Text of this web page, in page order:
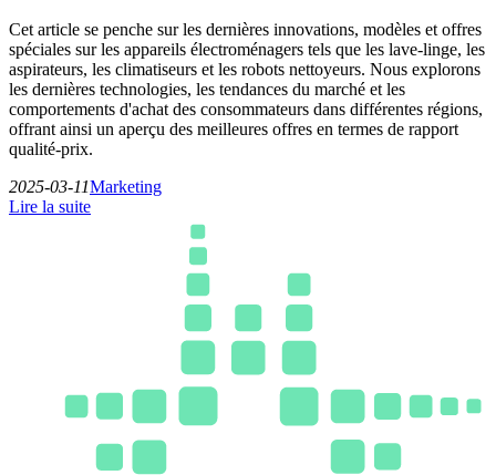
Cet article se penche sur les dernières innovations, modèles et offres
spéciales sur les appareils électroménagers tels que les lave-linge, les
aspirateurs, les climatiseurs et les robots nettoyeurs. Nous explorons
les dernières technologies, les tendances du marché et les
comportements d'achat des consommateurs dans différentes régions,
offrant ainsi un aperçu des meilleures offres en termes de rapport
qualité-prix.
2025-03-11Marketing
Lire la suite